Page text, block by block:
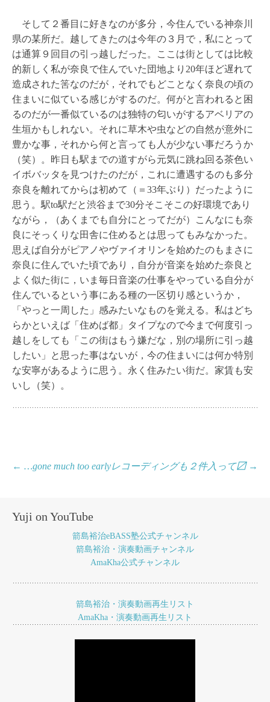
そして２番目に好きなのが多分，今住んでいる神奈川
県の某所だ。越してきたのは今年の３月で，私にとって
は通算９回目の引っ越しだった。ここは街としては比較
的新しく私が奈良で住んでいた団地より20年ほど遅れて
造成された筈なのだが，それでもどことなく奈良の頃の
住まいに似ている感じがするのだ。何がと言われると困
るのだが一番似ているのは独特の匂いがするアベリアの
生垣かもしれない。それに草木や虫などの自然が意外に
豊かな事，それから何と言っても人が少ない事だろうか
（笑）。昨日も駅までの道すがら元気に跳ね回る茶色い
イボバッタを見つけたのだが，これに遭遇するのも多分
奈良を離れてからは初めて（＝33年ぶり）だったように
思う。駅to駅だと渋谷まで30分そこそこの好環境であり
ながら，（あくまでも自分にとってだが）こんなにも奈
良にそっくりな田舎に住めるとは思ってもみなかった。
思えば自分がピアノやヴァイオリンを始めたのもまさに
奈良に住んでいた頃であり，自分が音楽を始めた奈良と
よく似た街に，いま毎日音楽の仕事をやっている自分が
住んでいるという事にある種の一区切り感というか，
「やっと一周した」感みたいなものを覚える。私はどち
らかといえば「住めば都」タイプなので今まで何度引っ
越しをしても「この街はもう嫌だな，別の場所に引っ越
したい」と思った事はないが，今の住まいには何か特別
な安寧があるように思う。永く住みたい街だ。家賃も安
いし（笑）。
投
シ
ン
← …gone much too earlyレコーディングも２件入って〼 →
Yuji on YouTube
箭島裕治eBASS塾公式チャンネル
箭島裕治・演奏動画チャンネル
AmaKha公式チャンネル
箭島裕治・演奏動画再生リスト
AmaKha・演奏動画再生リスト